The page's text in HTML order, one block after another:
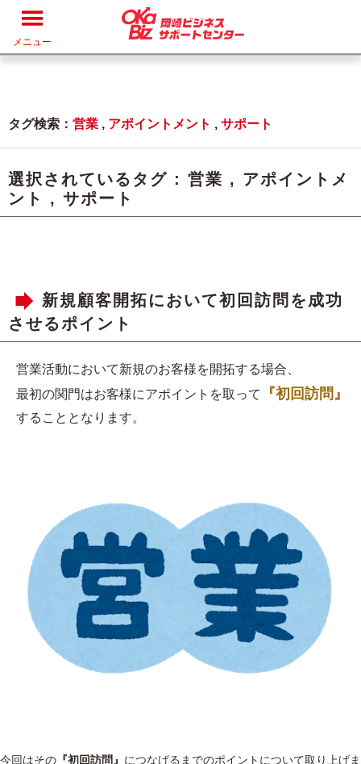
メニュー
タグ検索： 営業 , アポイントメント , サポート
選択されているタグ : 営業 , アポイントメ
ント
, サポート
新規顧客開拓において初回訪問を成功
させるポイント
営業活動において新規のお客様を開拓する場合、
最初の関門はお客様にアポイントを取って
『初回訪問』
することとなります。
今回はその 『初回訪問』 につなげるまでのポイントについて取り上げま